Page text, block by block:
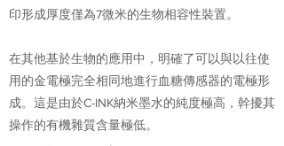
印形成厚度僅為7微米的生物相容性裝置。
在其他基於生物的應用中，明確了可以與以往使
用的金電極完全相同地進行血糖傳感器的電極形
成。這是由於C-INK納米墨水的純度極高，幹擾其
操作的有機雜質含量極低。